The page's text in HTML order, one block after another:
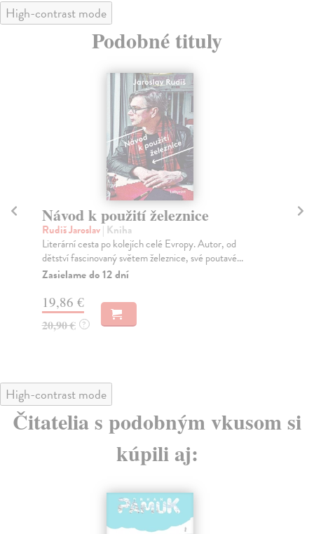
High-contrast mode
Podobné tituly
Návod k použití železnice
Rudiš Jaroslav| Kniha
Literární cesta po kolejích celé Evropy. Autor, od
dětství fascinovaný světem železnice, své poutavé...
Zasielame do 12 dní
19,86 €
20,90 € ?
High-contrast mode
Čitatelia s podobným vkusom si
kúpili aj: